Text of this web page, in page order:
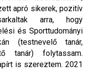
apró sikerek, pozitív
arra, hogy
és Sporttudományi
(testnevelő tanár,
tanár) folytassam.
is szereztem. 2021